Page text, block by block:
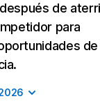
de
para
de